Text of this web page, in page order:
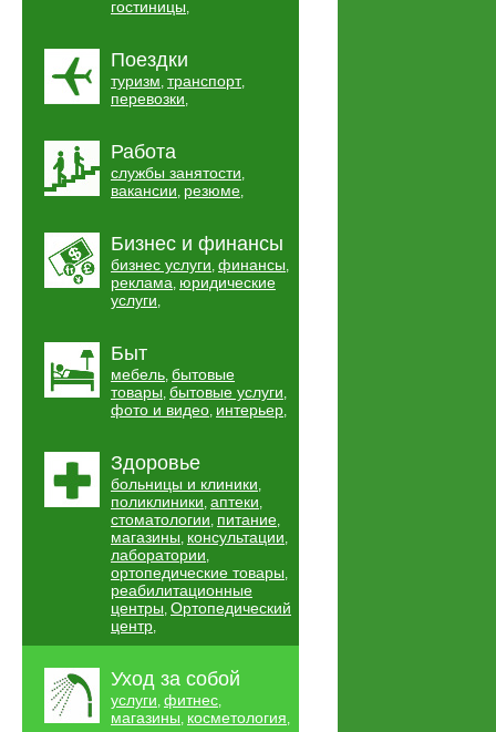
гостиницы,
Поездки
туризм, транспорт,
перевозки,
Работа
службы занятости,
вакансии, резюме,
Бизнес и финансы
бизнес услуги, финансы,
реклама, юридические
услуги,
Быт
мебель, бытовые
товары, бытовые услуги,
фото и видео, интерьер,
Здоровье
больницы и клиники,
поликлиники, аптеки,
стоматологии, питание,
магазины, консультации,
лаборатории,
ортопедические товары,
реабилитационные
центры, Ортопедический
центр,
Уход за собой
услуги, фитнес,
магазины, косметология,